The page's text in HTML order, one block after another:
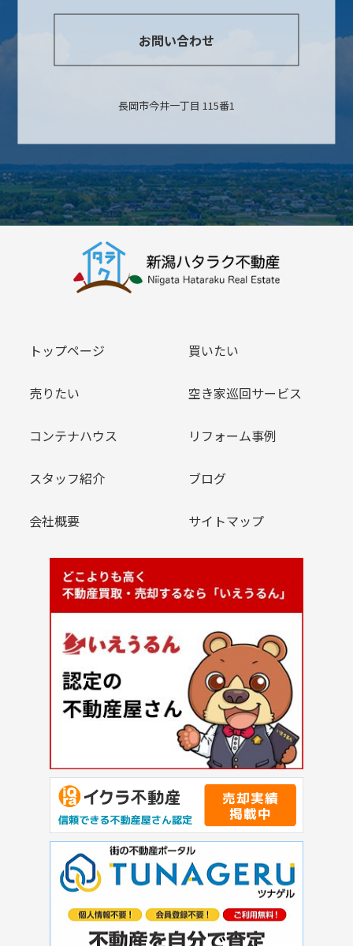
お問い合わせ
長岡市今井一丁目 115番1
トップページ 買いたい
売りたい 空き家巡回サービス
コンテナハウス リフォーム事例
スタッフ紹介 ブログ
会社概要 サイトマップ